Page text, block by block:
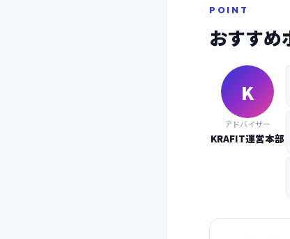
POINT
おすすめ
K
アドバイザー
KRAFIT運営本部